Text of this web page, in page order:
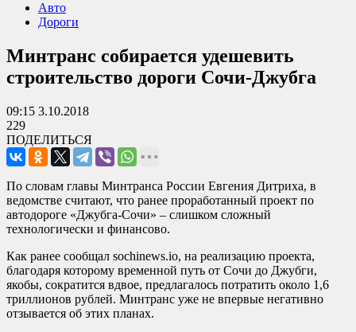
Авто
Дороги
Минтранс собирается удешевить
строительство дороги Сочи-Джубга
09:15 3.10.2018
229
ПОДЕЛИТЬСЯ
По словам главы Минтранса России Евгения Дитриха, в
ведомстве считают, что ранее проработанный проект по
автодороге «Джубга-Сочи» – слишком сложный
технологически и финансово.
Как ранее сообщал sochinews.io, на реализацию проекта,
благодаря которому временной путь от Сочи до Джубги,
якобы, сократится вдвое, предлагалось потратить около 1,6
триллионов рублей. Минтранс уже не впервые негативно
отзывается об этих планах.